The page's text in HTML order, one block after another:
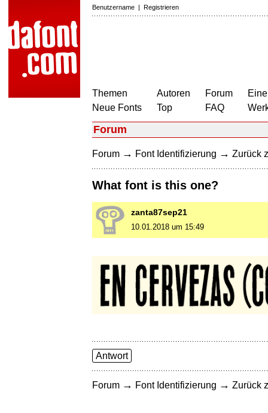
Benutzername | Registrieren
Themen
Neue Fonts
Autoren
Top
Forum
FAQ
Forum
Forum → Font Identifizierung → Zurück
What font is this one?
zanta87sep21
10.01.2018 um 15:49
Antwort
Forum → Font Identifizierung → Zurück